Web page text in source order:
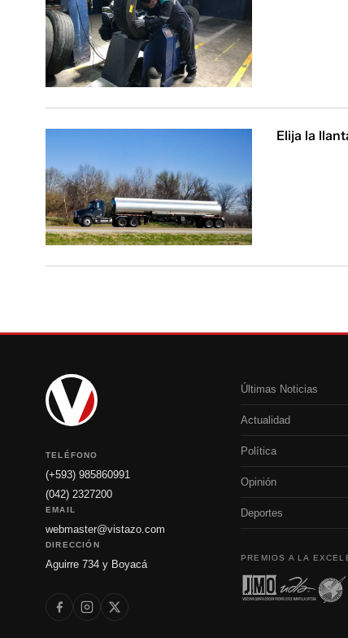
Elija la
TELÉFONO
(+593) 985860991
(042) 2327200
EMAIL
webmaster@vistazo.com
DIRECCIÓN
Aguirre 734 y Boyacá
Últimas Noticias
Actualidad
Política
Opinión
Deportes
PREMIOS A LA